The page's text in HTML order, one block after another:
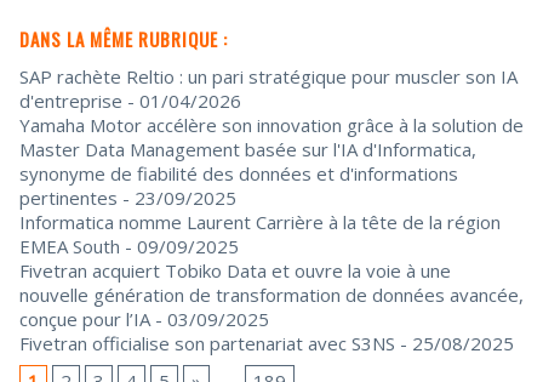
DANS LA MÊME RUBRIQUE :
SAP rachète Reltio : un pari stratégique pour muscler son IA
d'entreprise - 01/04/2026
Yamaha Motor accélère son innovation grâce à la solution de
Master Data Management basée sur l'IA d'Informatica,
synonyme de fiabilité des données et d'informations
pertinentes - 23/09/2025
Informatica nomme Laurent Carrière à la tête de la région
EMEA South - 09/09/2025
Fivetran acquiert Tobiko Data et ouvre la voie à une
nouvelle génération de transformation de données avancée,
conçue pour l’IA - 03/09/2025
Fivetran officialise son partenariat avec S3NS - 25/08/2025